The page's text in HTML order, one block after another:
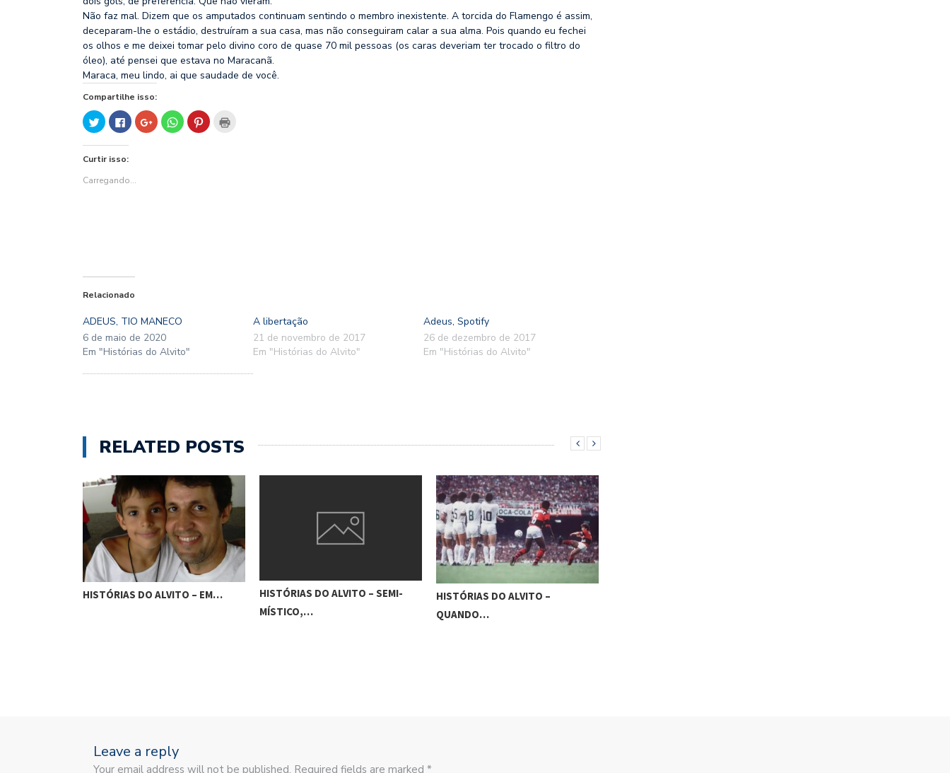
Não faz mal. Dizem que os amputados continuam sentindo o membro inexistente. A torcida do Flamengo é assim,
deceparam-lhe o estádio, destruíram a sua casa, mas não conseguiram calar a sua alma. Pois quando eu fechei
os olhos e me deixei tomar pelo divino coro de quase 70 mil pessoas (os caras deveriam ter trocado o filtro do
óleo), até pensei que estava no Maracanã.
Maraca, meu lindo, ai que saudade de você.
Compartilhe isso:
Clique
para
compartilhar
no
em
janela)
Clique
para
compartilhar
no
em
janela)
Compartilhe
no
Google+
Clique
para
compartilhar
Clique
para
Curtir isso:
Carregando...
Relacionado
ADEUS, TIO MANECO
6 de maio de 2020
Em "Histórias do Alvito"
A libertação
21 de novembro de 2017
Em "Histórias do Alvito"
Adeus, Spotify
26 de dezembro de 2017
Em "Histórias do Alvito"
RELATED POSTS
HISTÓRIAS DO ALVITO – EM…
HISTÓRIAS DO ALVITO – SEMI-
MÍSTICO,…
HISTÓRIAS DO ALVITO –
QUANDO…
Leave a reply
Your email address will not be published. Required fields are marked *